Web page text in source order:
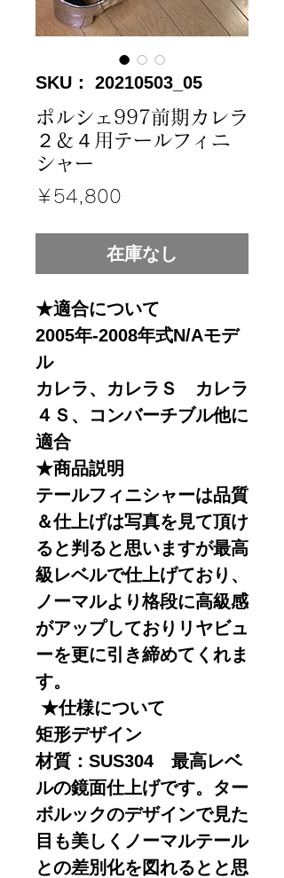
SKU： 20210503_05
ポルシェ997前期カレラ
２＆４用テールフィニ
シャー
￥54,800
在庫なし
★適合について
2005年-2008年式N/Aモデ
ル
カレラ、カレラＳ カレラ
４Ｓ、コンバーチブル他に
適合
★商品説明
テールフィニシャーは品質
＆仕上げは写真を見て頂け
ると判ると思いますが最高
級レベルで仕上げており、
ノーマルより格段に高級感
がアップしておりリヤビュ
ーを更に引き締めてくれま
す。
★仕様について
矩形デザイン
材質：SUS304 最高レベ
ルの鏡面仕上げです。ター
ボルックのデザインで見た
目も美しくノーマルテール
との差別化を図れるとと思